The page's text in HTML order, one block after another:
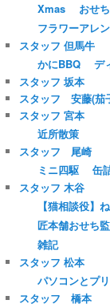
Xmas
おせち
フラワーアレ
スタッフ 但馬牛
かにBBQ
デ
スタッフ 坂本
スタッフ 安藤(茄
スタッフ 宮本
近所散策
スタッフ 尾崎
ミニ四駆
缶
スタッフ 木谷
【猫相談役】
匠本舗おせち
雑記
スタッフ 松本
パソコンとプ
スタッフ 橋本